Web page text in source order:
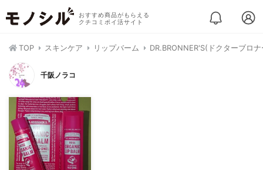
おすすめ商品がもらえる
クチコミポイ活サイト
TOP スキンケア リップバーム DR.BRONNER'S(ドクターブロ
千阪ノラコ